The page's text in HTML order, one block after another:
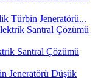
Türbin Jeneratörü...
Santral Çözümü